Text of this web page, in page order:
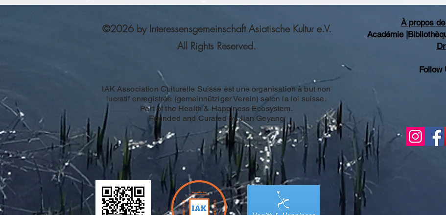
©2026 by Interessensgemeinschaft Asiatische Kultur e.V.
All Rights Reserved.
IAK Association Culturelle Suisse est une organisation à but non
lucratif enregistrée (gemeinnütziger Verein) selon la loi suisse.
Part of the Health & Happiness Ecosystem.
Founded and Curated by Jian Geyang
À propos
Académie|
Follow